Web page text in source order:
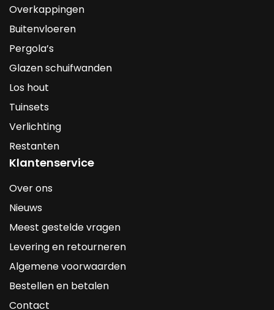
Overkappingen
Buitenvloeren
Pergola’s
Glazen schuifwanden
Los hout
Tuinsets
Verlichting
Restanten
Klantenservice
Over ons
Nieuws
Meest gestelde vragen
Levering en retourneren
Algemene voorwaarden
Bestellen en betalen
Contact